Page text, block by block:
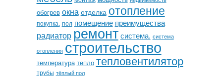
обогрев окна отделка отопление
покупка. пол помещение преимущества
радиатор ремонт система. система
отопления строительство
температура тепло тепловентилятор
трубы тёплый пол